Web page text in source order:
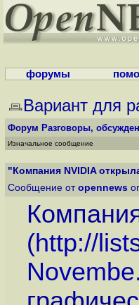
форумы
Вариант для
Форум Разговоры,
Изначальное сообщение
"Компания NVIDIA
Сообщение от opennews
(http://